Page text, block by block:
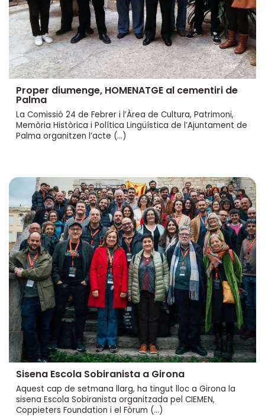
Proper diumenge, HOMENATGE al cementiri de
Palma
La Comissió 24 de Febrer i l’Àrea de Cultura, Patrimoni,
Memòria Històrica i Política Lingüística de l’Ajuntament de
Palma organitzen l’acte (…)
Sisena Escola Sobiranista a Girona
Aquest cap de setmana llarg, ha tingut lloc a Girona la
sisena Escola Sobiranista organitzada pel CIEMEN,
Coppieters Foundation i el Fòrum (…)